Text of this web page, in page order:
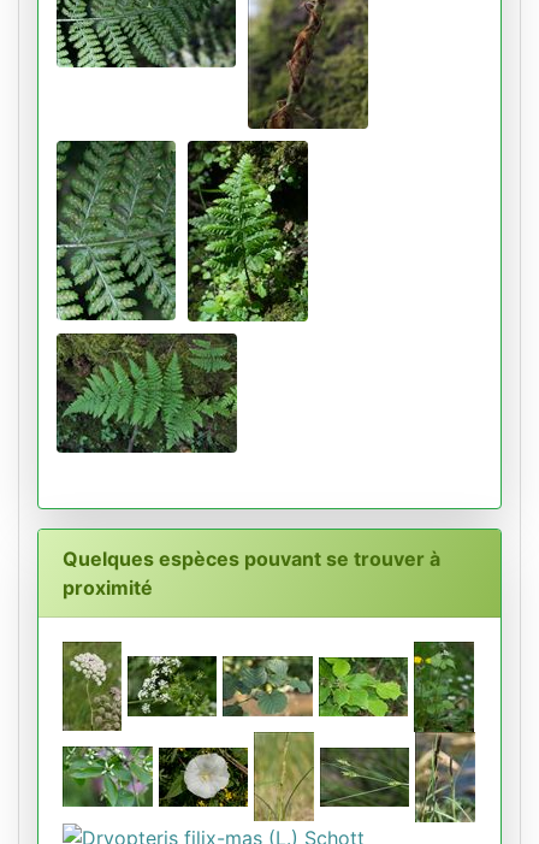
Quelques espèces pouvant se trouver à
proximité